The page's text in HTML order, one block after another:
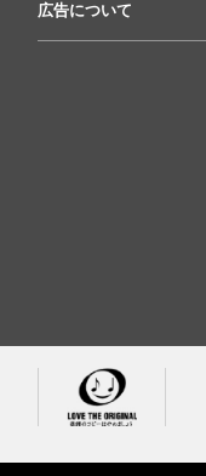
広告について